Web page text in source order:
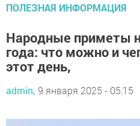
ПОЛЕЗНАЯ ИНФОРМАЦИЯ
Народные приметы
года: что можно и
этот день,
admin, 9 января 2025 - 05:15